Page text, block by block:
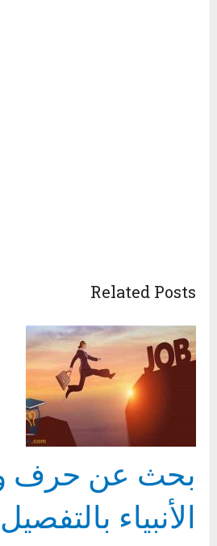
Related Posts
بحث عن حرف
الأنبياء بالتفصيل